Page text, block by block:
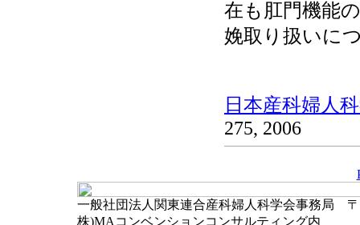
在も肛門機能
娩取り扱いに
日本産科婦人
275, 2006
一般社団法人関東連合産科婦人科学会事務局 〒
株)MAコンベンションコンサルティング内